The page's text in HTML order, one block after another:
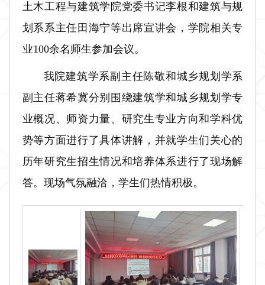
土木工程与建筑学院党委书记李根和建筑与规
划系系主任田海宁等出席宣讲会，学院相关专
业100余名师生参加会议。
我院建筑学系副主任陈敬和城乡规划学系
副主任蒋希冀分别围绕建筑学和城乡规划学专
业概况、师资力量、研究生专业方向和学科优
势等方面进行了具体讲解，并就学生们关心的
历年研究生招生情况和培养体系进行了现场解
答。现场气氛融洽，学生们热情积极。